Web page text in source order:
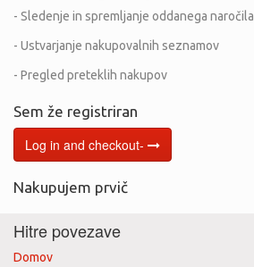
- Sledenje in spremljanje oddanega naročila
- Ustvarjanje nakupovalnih seznamov
- Pregled preteklih nakupov
Sem že registriran
Log in and checkout-
Nakupujem prvič
Hitre povezave
Domov